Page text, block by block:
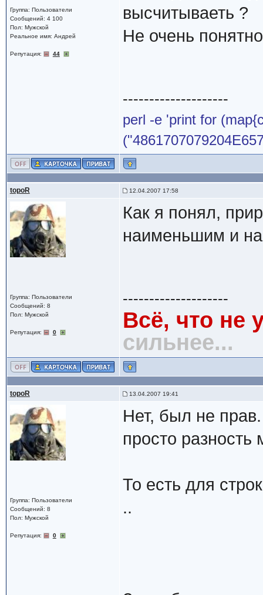
Группа: Пользователи
Сообщений: 4 100
Пол: Мужской
Реальное имя: Андрей
Репутация: 44
высчитываеть ?
Не очень
--------------------
perl -e 'print for
topoR 12.04.2007 17:58
Группа: Пользователи
Сообщений: 8
Пол: Мужской
Репутация: 0
Как я понял,
наименьшим и
--------------------
Всё, что не
сильнее...
topoR 13.04.2007 19:41
Группа: Пользователи
Сообщений: 8
Пол: Мужской
Репутация: 0
Нет, был не
просто
То есть для
..